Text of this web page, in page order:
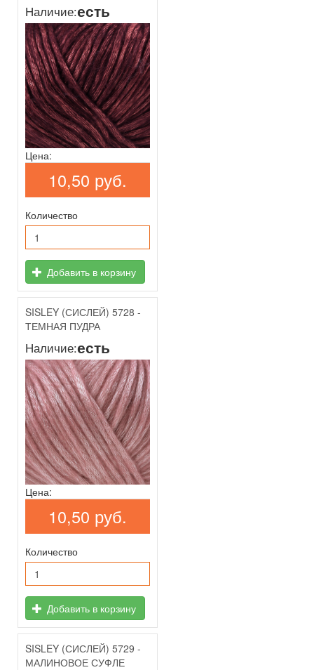
Наличие:есть
Цена:
10,50 руб.
Количество
Добавить в корзину
SISLEY (СИСЛЕЙ) 5728 -
ТЕМНАЯ ПУДРА
Наличие:есть
Цена:
10,50 руб.
Количество
Добавить в корзину
SISLEY (СИСЛЕЙ) 5729 -
МАЛИНОВОЕ СУФЛЕ